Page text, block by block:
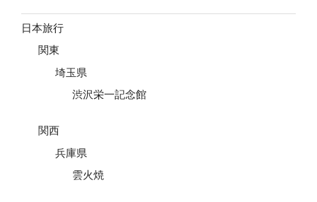
日本旅行
関東
埼玉県
渋沢栄一記念館
関西
兵庫県
雲火焼